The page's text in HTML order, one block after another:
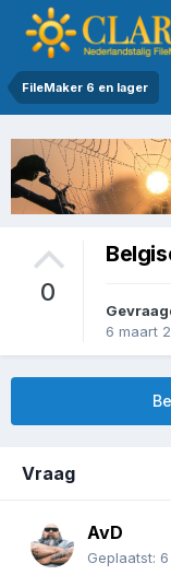
FileMaker 6 en lager
0
6 maart
Vraag
AvD
Geplaatst: